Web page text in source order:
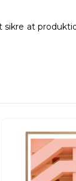
at